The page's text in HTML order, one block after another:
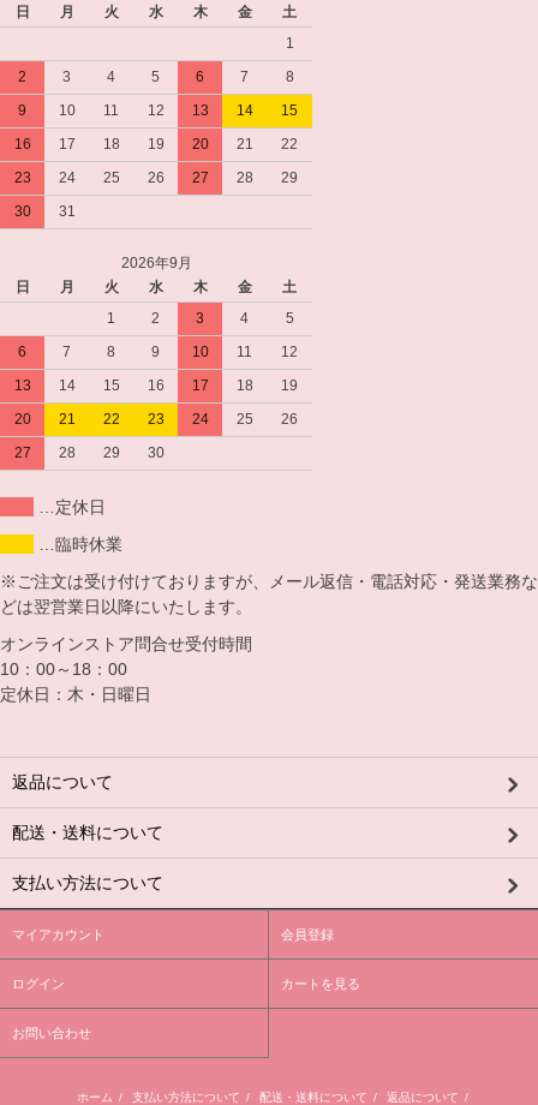
日
月 火 水 木 金
土
1
2
3 4 5 6 7
8
9
10 11 12 13 14
15
16
17 18 19 20 21
22
23
24 25 26 27 28
29
30
31
2026年9月
日
月 火 水 木 金
土
1
2 3 4
5
6
7 8 9 10 11
12
13
14 15 16 17 18
19
20
21 22 23 24 25
26
27
28 29 30
…定休日
…臨時休業
※ご注文は受け付けておりますが、メール返信・電話対応・発送業務な
どは翌営業日以降にいたします。
オンラインストア問合せ受付時間
10：00～18：00
定休日：木・日曜日
返品について
配送・送料について
支払い方法について
マイアカウント 会員登録
ログイン カートを見る
お問い合わせ
ホーム / 支払い方法について / 配送・送料について / 返品について /